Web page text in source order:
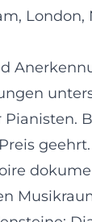
London,